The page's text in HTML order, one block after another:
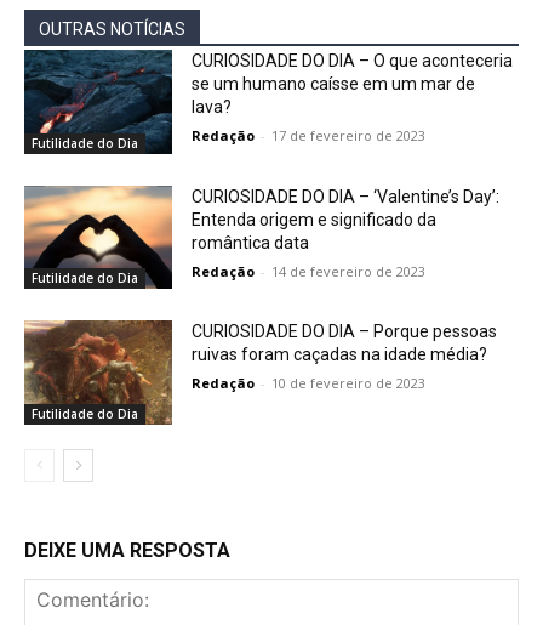
OUTRAS NOTÍCIAS
Futilidade do Dia
CURIOSIDADE DO DIA – O que aconteceria
se um humano caísse em um mar de
lava?
Redação - 17 de fevereiro de 2023
Futilidade do Dia
CURIOSIDADE DO DIA – ‘Valentine’s Day’:
Entenda origem e significado da
romântica data
Redação - 14 de fevereiro de 2023
Futilidade do Dia
CURIOSIDADE DO DIA – Porque pessoas
ruivas foram caçadas na idade média?
Redação - 10 de fevereiro de 2023
DEIXE UMA RESPOSTA